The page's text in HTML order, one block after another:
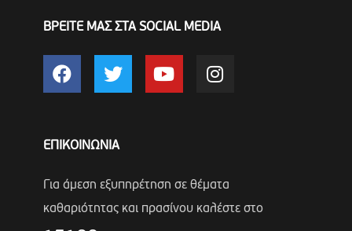
ΒΡΕΙΤΕ ΜΑΣ ΣΤΑ SOCIAL MEDIA
ΕΠΙΚΟΙΝΩΝΙΑ
Για άμεση εξυπηρέτηση σε θέματα
καθαριότητας και πρασίνου καλέστε στο